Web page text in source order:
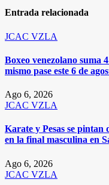
Entrada relacionada
JCAC VZLA
Boxeo venezolano suma
mismo pase este 6 de
Ago 6, 2026
JCAC VZLA
Karate y Pesas se pintan
en la final masculina en
Ago 6, 2026
JCAC VZLA